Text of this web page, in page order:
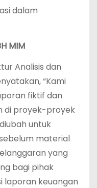
dalam
MIM
Analisis dan
“Kami
fiktif dan
di proyek-proyek
untuk
material
yang
bagi pihak
laporan keuangan